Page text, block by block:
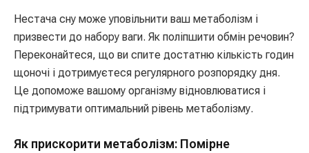
Нестача сну може уповільнити ваш метаболізм і
призвести до набору ваги. Як поліпшити обмін речовин?
Переконайтеся, що ви спите достатню кількість годин
щоночі і дотримуєтеся регулярного розпорядку дня.
Це допоможе вашому організму відновлюватися і
підтримувати оптимальний рівень метаболізму.
Як прискорити метаболізм: Помірне